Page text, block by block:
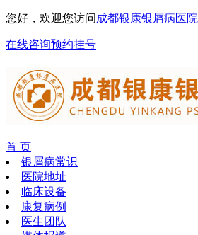
您好，欢迎您访问 成都银康银屑病医院
在线咨询预约挂号
首 页
银屑病常识
医院地址
临床设备
康复病例
医生团队